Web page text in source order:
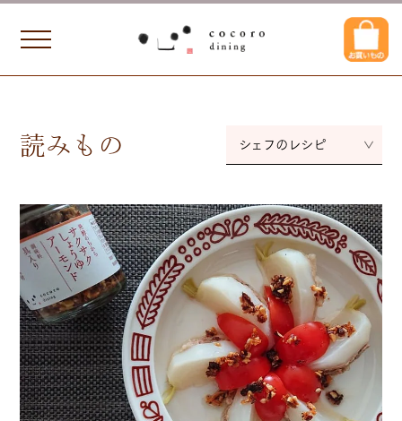
読みもの シェフのレシピ